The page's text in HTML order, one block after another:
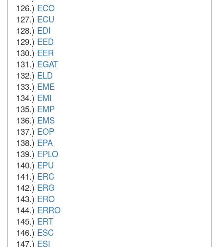
126.) ECO
127.) ECU
128.) EDI
129.) EED
130.) EER
131.) EGAT
132.) ELD
133.) EME
134.) EMI
135.) EMP
136.) EMS
137.) EOP
138.) EPA
139.) EPLO
140.) EPU
141.) ERC
142.) ERG
143.) ERO
144.) ERRO
145.) ERT
146.) ESC
147.) ESI